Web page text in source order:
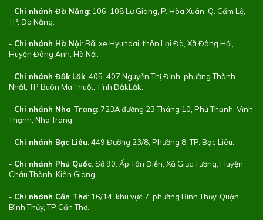
- Chi nhánh Đà Nẵng: 106-108 Lư Giang, P. Hòa Xuân, Q. Cẩm Lệ,
TP. Đà Nẵng.
- Chi nhánh Hà Nội: Bãi xe Hyundai, thôn Lại Đà, Xã Đông Hội,
Huyện Đông Anh, Hà Nội.
- Chi nhánh Đắk Lắk: 405-407 Nguyễn Thị Định, phường Thành
Nhất, TP Buôn Ma Thuột, Tỉnh ĐắkLắk.
- Chi nhánh Nha Trang: 723A đường 23 Tháng 10, Phú Thạnh, Vĩnh
Thạnh, Nha Trang.
- Chi nhánh Bạc Liêu: 449 Đường 23/8, Phường 8, TP. Bạc Liêu.
- Chi nhánh Phú Quốc: Số 90. Ấp Tân Điền, Xã Giục Tượng, Huyện
Châu Thành, Kiên Giang.
- Chi nhánh Cần Thơ: 16/14, khu vực 7, phường Bình Thủy, Quận
Bình Thủy, TP Cần Thơ.